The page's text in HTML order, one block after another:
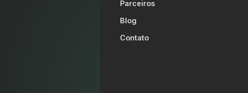
Parceiros
Blog
Contato